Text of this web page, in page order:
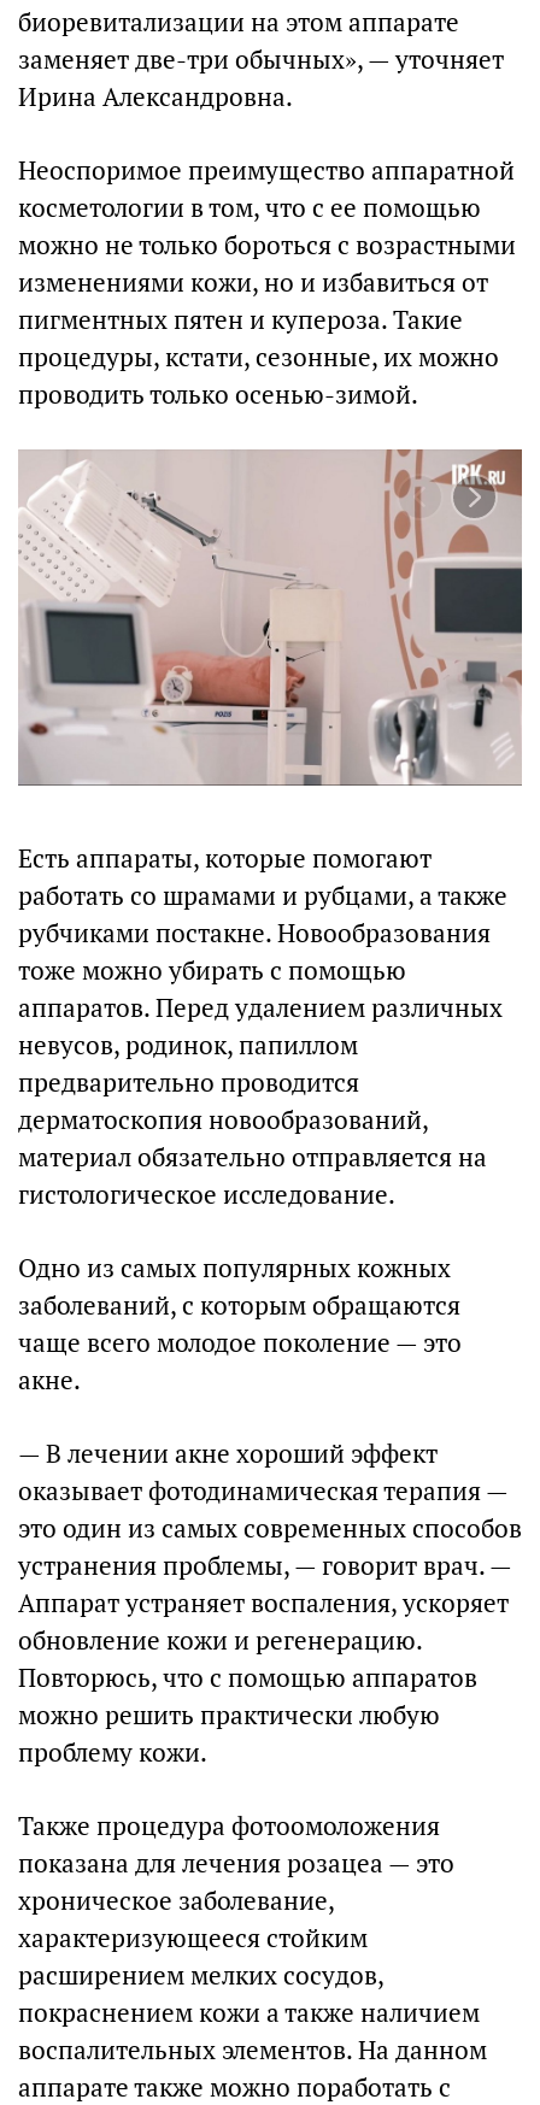
биоревитализации на этом аппарате
заменяет две-три обычных», — уточняет
Ирина Александровна.
Неоспоримое преимущество аппаратной
косметологии в том, что с ее помощью
можно не только бороться с возрастными
изменениями кожи, но и избавиться от
пигментных пятен и купероза. Такие
процедуры, кстати, сезонные, их можно
проводить только осенью-зимой.
Есть аппараты, которые помогают
работать со шрамами и рубцами, а также
рубчиками постакне. Новообразования
тоже можно убирать с помощью
аппаратов. Перед удалением различных
невусов, родинок, папиллом
предварительно проводится
дерматоскопия новообразований,
материал обязательно отправляется на
гистологическое исследование.
Одно из самых популярных кожных
заболеваний, с которым обращаются
чаще всего молодое поколение — это
акне.
— В лечении акне хороший эффект
оказывает фотодинамическая терапия —
это один из самых современных способов
устранения проблемы, — говорит врач. —
Аппарат устраняет воспаления, ускоряет
обновление кожи и регенерацию.
Повторюсь, что с помощью аппаратов
можно решить практически любую
проблему кожи.
Также процедура фотоомоложения
показана для лечения розацеа — это
хроническое заболевание,
характеризующееся стойким
расширением мелких сосудов,
покраснением кожи а также наличием
воспалительных элементов. На данном
аппарате также можно поработать с